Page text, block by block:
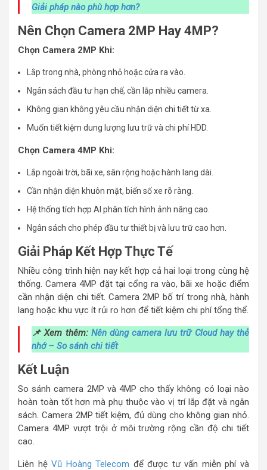
Giải pháp nào phù hợp hơn?
Nên Chọn Camera 2MP Hay 4MP?
Chọn Camera 2MP Khi:
Lắp trong nhà, phòng nhỏ hoặc cửa ra vào.
Ngân sách đầu tư hạn chế, cần lắp nhiều camera.
Không gian không yêu cầu nhận diện chi tiết từ xa.
Muốn tiết kiệm dung lượng lưu trữ và chi phí HDD.
Chọn Camera 4MP Khi:
Lắp ngoài trời, bãi xe, sân rộng hoặc hành lang dài.
Cần nhận diện khuôn mặt, biển số xe rõ ràng.
Hệ thống tích hợp AI phân tích hình ảnh nâng cao.
Ngân sách cho phép đầu tư thiết bị và lưu trữ cao hơn.
Giải Pháp Kết Hợp Thực Tế
Nhiều công trình hiện nay kết hợp cả hai loại trong cùng hệ
thống. Camera 4MP đặt tại cổng ra vào, bãi xe hoặc điểm
cần nhận diện chi tiết. Camera 2MP bố trí trong nhà, hành
lang hoặc khu vực ít rủi ro hơn để tiết kiệm chi phí tổng thể.
📌 Xem thêm: Nên dùng camera lưu trữ Cloud hay thẻ
nhớ – So sánh chi tiết
Kết Luận
So sánh camera 2MP và 4MP cho thấy không có loại nào
hoàn toàn tốt hơn mà phụ thuộc vào vị trí lắp đặt và ngân
sách. Camera 2MP tiết kiệm, đủ dùng cho không gian nhỏ.
Camera 4MP vượt trội ở môi trường rộng cần độ chi tiết
cao.
Liên hệVũ Hoàng Telecom để được tư vấn miễn phí và